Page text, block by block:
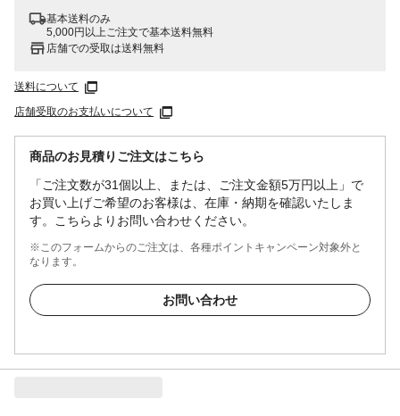
基本送料のみ
5,000円以上ご注文で基本送料無料
店舗での受取は送料無料
送料について
店舗受取のお支払いについて
商品のお見積りご注文はこちら
「ご注文数が31個以上、または、ご注文金額5万円以上」で
お買い上げご希望のお客様は、在庫・納期を確認いたしま
す。こちらよりお問い合わせください。
※このフォームからのご注文は、各種ポイントキャンペーン対象外と
なります。
お問い合わせ